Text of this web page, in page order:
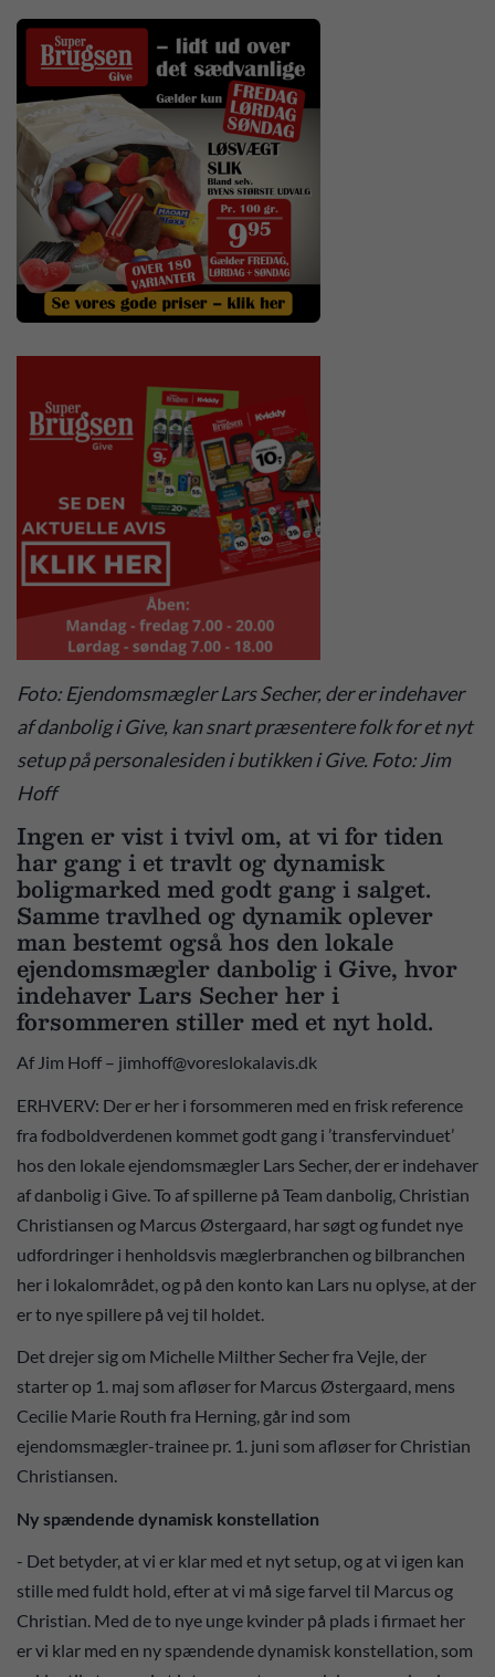
Foto: Ejendomsmægler Lars Secher, der er indehaver
af danbolig i Give, kan snart præsentere folk for et nyt
setup på personalesiden i butikken i Give. Foto: Jim
Hoff
Ingen er vist i tvivl om, at vi for tiden
har gang i et travlt og dynamisk
boligmarked med godt gang i salget.
Samme travlhed og dynamik oplever
man bestemt også hos den lokale
ejendomsmægler danbolig i Give, hvor
indehaver Lars Secher her i
forsommeren stiller med et nyt hold.
Af Jim Hoff – jimhoff@voreslokalavis.dk
ERHVERV: Der er her i forsommeren med en frisk reference
fra fodboldverdenen kommet godt gang i ’transfervinduet’
hos den lokale ejendomsmægler Lars Secher, der er indehaver
af danbolig i Give. To af spillerne på Team danbolig, Christian
Christiansen og Marcus Østergaard, har søgt og fundet nye
udfordringer i henholdsvis mæglerbranchen og bilbranchen
her i lokalområdet, og på den konto kan Lars nu oplyse, at der
er to nye spillere på vej til holdet.
Det drejer sig om Michelle Milther Secher fra Vejle, der
starter op 1. maj som afløser for Marcus Østergaard, mens
Cecilie Marie Routh fra Herning, går ind som
ejendomsmægler-trainee pr. 1. juni som afløser for Christian
Christiansen.
Ny spændende dynamisk konstellation
- Det betyder, at vi er klar med et nyt setup, og at vi igen kan
stille med fuldt hold, efter at vi må sige farvel til Marcus og
Christian. Med de to nye unge kvinder på plads i firmaet her
er vi klar med en ny spændende dynamisk konstellation, som